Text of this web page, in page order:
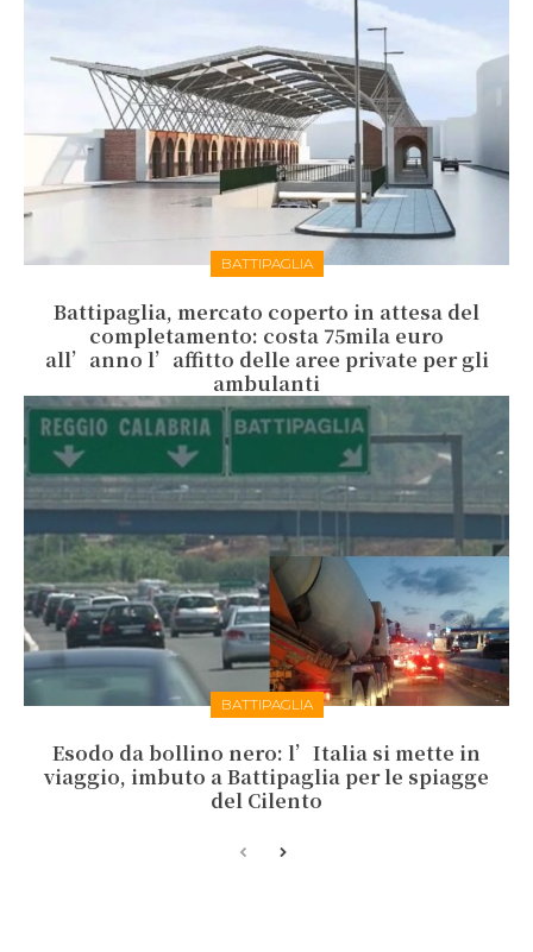
BATTIPAGLIA
Battipaglia, mercato coperto in attesa del
completamento: costa 75mila euro
all’anno l’affitto delle aree private per gli
ambulanti
BATTIPAGLIA
Esodo da bollino nero: l’Italia si mette in
viaggio, imbuto a Battipaglia per le spiagge
del Cilento